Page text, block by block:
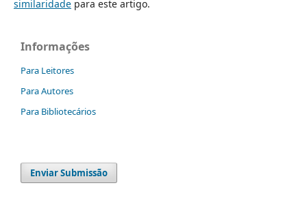
similaridadepara este artigo.
Informações
Para Leitores
Para Autores
Para Bibliotecários
Enviar Submissão